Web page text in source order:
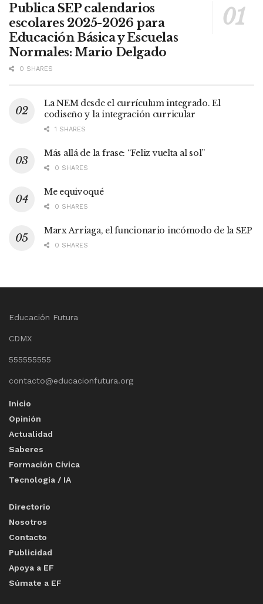
Publica SEP calendarios
escolares 2025-2026 para
Educación Básica y Escuelas
Normales: Mario Delgado
0 SHARES
La NEM desde el currículum integrado. El
codiseño y la integración curricular
1 SHARES
Más allá de la frase: “Feliz vuelta al sol”
0 SHARES
Me equivoqué
0 SHARES
Marx Arriaga, el funcionario incómodo de la SEP
0 SHARES
Educación Futura
CDMX
555555555
contacto@educacionfutura.org
Inicio
Opinión
Actualidad
Saberes
Formación Cívica
Tecnología / IA
Directorio
Nosotros
Contacto
Publicidad
Apoya a EF
Súmate a EF